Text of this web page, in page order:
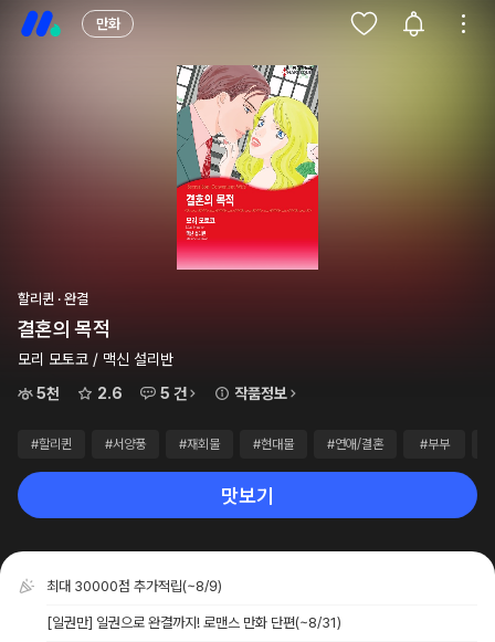
만화
할리퀸 · 완결
결혼의 목적
모리 모토코 / 맥신 설리반
5천
2.6 5 건 작품정보
#할리퀸 #서양풍 #재회물 #현대물 #연애/결혼 #부부
맛보기
최대 30000점 추가적립(~8/9)
[일권만] 일권으로 완결까지! 로맨스 만화 단편(~8/31)